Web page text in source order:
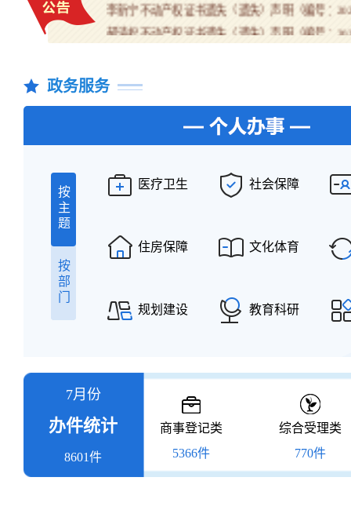
张晓闰不动产权证书遗失（遗失）声明（编号：
政务服务
按
主
题
按
部
门
医疗卫生 社会保障
住房保障 文化体育
规划建设 教育科研
7月份
办件统计
8601件
商事登记类
5366件
综合受理类
770件